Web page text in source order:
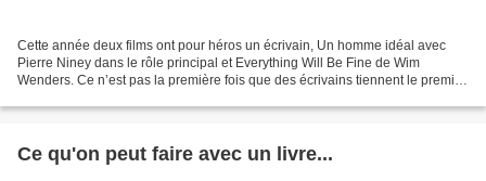
Cette année deux films ont pour héros un écrivain, Un homme idéal avec
Pierre Niney dans le rôle principal et Everything Will Be Fine de Wim
Wenders. Ce n’est pas la première fois que des écrivains tiennent le premier
Ce qu'on peut faire avec un livre...